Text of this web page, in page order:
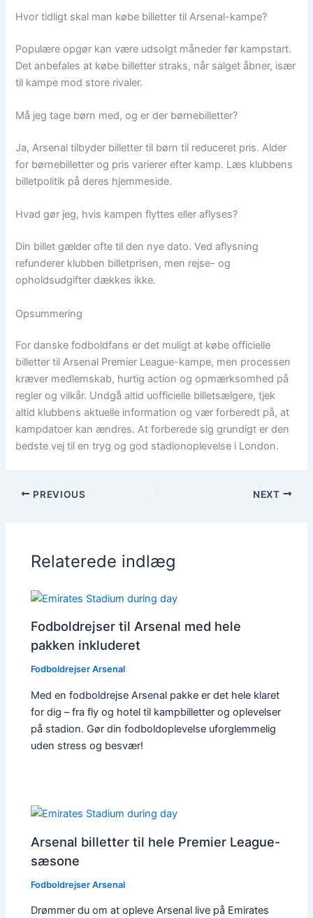
Hvor tidligt skal man købe billetter til Arsenal-kampe?
Populære opgør kan være udsolgt måneder før kampstart.
Det anbefales at købe billetter straks, når salget åbner, især
til kampe mod store rivaler.
Må jeg tage børn med, og er der børnebilletter?
Ja, Arsenal tilbyder billetter til børn til reduceret pris. Alder
for børnebilletter og pris varierer efter kamp. Læs klubbens
billetpolitik på deres hjemmeside.
Hvad gør jeg, hvis kampen flyttes eller aflyses?
Din billet gælder ofte til den nye dato. Ved aflysning
refunderer klubben billetprisen, men rejse- og
opholdsudgifter dækkes ikke.
Opsummering
For danske fodboldfans er det muligt at købe officielle
billetter til Arsenal Premier League-kampe, men processen
kræver medlemskab, hurtig action og opmærksomhed på
regler og vilkår. Undgå altid uofficielle billetsælgere, tjek
altid klubbens aktuelle information og vær forberedt på, at
kampdatoer kan ændres. At forberede sig grundigt er den
bedste vej til en tryg og god stadionoplevelse i London.
PREVIOUS NEXT
Relaterede indlæg
Fodboldrejser til Arsenal med hele
pakken inkluderet
Fodboldrejser Arsenal
Med en fodboldrejse Arsenal pakke er det hele klaret
for dig – fra fly og hotel til kampbilletter og oplevelser
på stadion. Gør din fodboldoplevelse uforglemmelig
uden stress og besvær!
Arsenal billetter til hele Premier League-
sæsone
Fodboldrejser Arsenal
Drømmer du om at opleve Arsenal live på Emirates